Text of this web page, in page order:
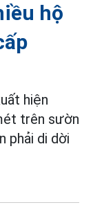
hộ
hiện
trên sườn
phải di dời